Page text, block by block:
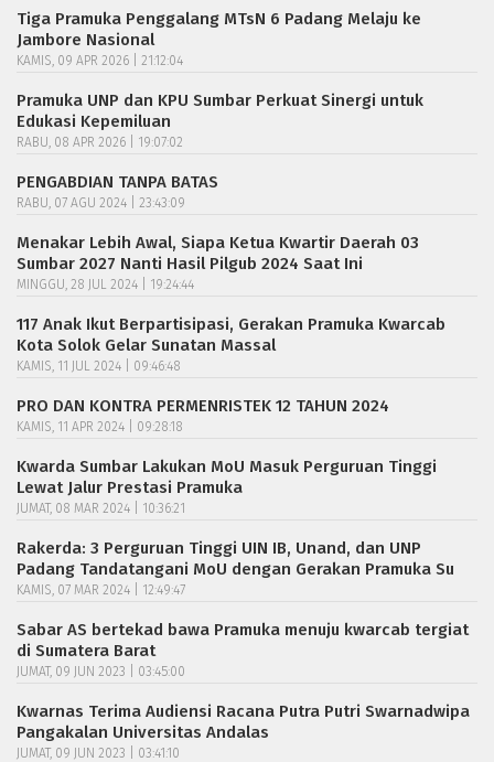
Tiga Pramuka Penggalang MTsN 6 Padang Melaju ke
Jambore Nasional
KAMIS, 09 APR 2026 | 21:12:04
Pramuka UNP dan KPU Sumbar Perkuat Sinergi untuk
Edukasi Kepemiluan
RABU, 08 APR 2026 | 19:07:02
PENGABDIAN TANPA BATAS
RABU, 07 AGU 2024 | 23:43:09
Menakar Lebih Awal, Siapa Ketua Kwartir Daerah 03
Sumbar 2027 Nanti Hasil Pilgub 2024 Saat Ini
MINGGU, 28 JUL 2024 | 19:24:44
117 Anak Ikut Berpartisipasi, Gerakan Pramuka Kwarcab
Kota Solok Gelar Sunatan Massal
KAMIS, 11 JUL 2024 | 09:46:48
PRO DAN KONTRA PERMENRISTEK 12 TAHUN 2024
KAMIS, 11 APR 2024 | 09:28:18
Kwarda Sumbar Lakukan MoU Masuk Perguruan Tinggi
Lewat Jalur Prestasi Pramuka
JUMAT, 08 MAR 2024 | 10:36:21
Rakerda: 3 Perguruan Tinggi UIN IB, Unand, dan UNP
Padang Tandatangani MoU dengan Gerakan Pramuka Su
KAMIS, 07 MAR 2024 | 12:49:47
Sabar AS bertekad bawa Pramuka menuju kwarcab tergiat
di Sumatera Barat
JUMAT, 09 JUN 2023 | 03:45:00
Kwarnas Terima Audiensi Racana Putra Putri Swarnadwipa
Pangakalan Universitas Andalas
JUMAT, 09 JUN 2023 | 03:41:10